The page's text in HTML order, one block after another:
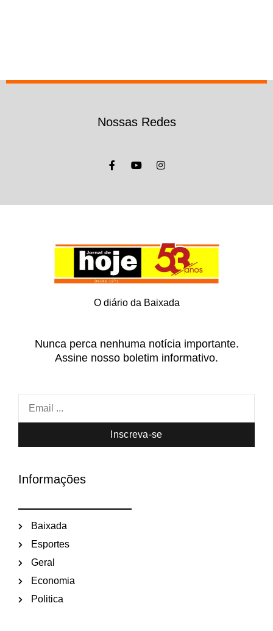
Nossas Redes
O diário da Baixada
Nunca perca nenhuma notícia importante.
Assine nosso boletim informativo.
Inscreva-se
Informações
Baixada
Esportes
Geral
Economia
Politica